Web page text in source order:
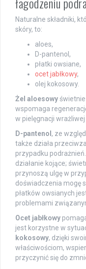
Naturalne składniki,
skóry, to:
aloes,
D-pantenol,
płatki owsiane,
ocet jabłkowy,
olej kokosowy.
Żel aloesowy
wspomaga
w pielęgnacji wrażliwej
D-pantenol , ze
także działa
przypadku
działanie kojące;
przynoszą ulgę w
doświadczenia mogę
płatków owsianych
problemami
Ocet jabłkowy
jest korzystne w
kokosowy, dzięki
właściwościom,
przyczynić się do